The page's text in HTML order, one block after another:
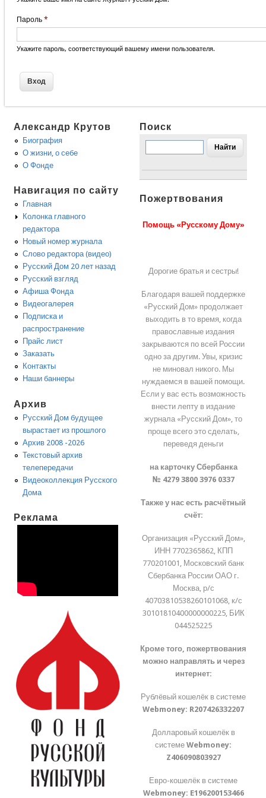
Пароль *
Укажите пароль, соответствующий вашему имени пользователя.
Александр Крутов
Биография
О жизни, о себе
О Фонде
Навигация по сайту
Главная
Колонка главного
редактора
Новый номер журнала
Слово редактора (видео)
Русский Дом 20 лет назад
Русский взгляд
Афиша Фонда
Видеогалерея
Подписка и
распространение
Прайс лист
Заказать
Контакты
Наши баннеры
Архив
Русский Дом будущее
вырастает из прошлого
Архив 2008 -2026
Текстовый архив
телепередачи
Видеоколлекция Русского
Дома
Реклама
Поиск
Пожертвования
Помощь «Русскому Дому»
Дорогие братья и сестры!
Благодаря вашей поддержке
«Русский Дом» продолжает
выходить в то время, когда
православные издания
закрываются по всей России
одно за другим. Увы, кризис
не миновал никого. Мы
нуждаемся в вашей помощи.
Если у вас есть возможность
внести лепту в издание
журнала «Русский Дом», то
проще всего это сделать,
переведя деньги
на карточку Сбербанка
№ 4279 3800 3976 0337
Также у нас есть расчётный
счёт:
Организация «Русский Дом»,
ИНН 7702365862, КПП
770201001, Московский банк
Сбербанка России ОАО г.
Москва, р/с
40703810538260101068, к/с
30101810400000000225, БИК
044525225
Кроме того, пожертвования
можно направлять и через
интернет:
Рублёвый кошелёк в системе
Webmoney: R207426332207
Долларовый кошелёк в
системеWebmoney:
Z406090803927
Евро-кошелёк в системе
Webmoney: E196200153466